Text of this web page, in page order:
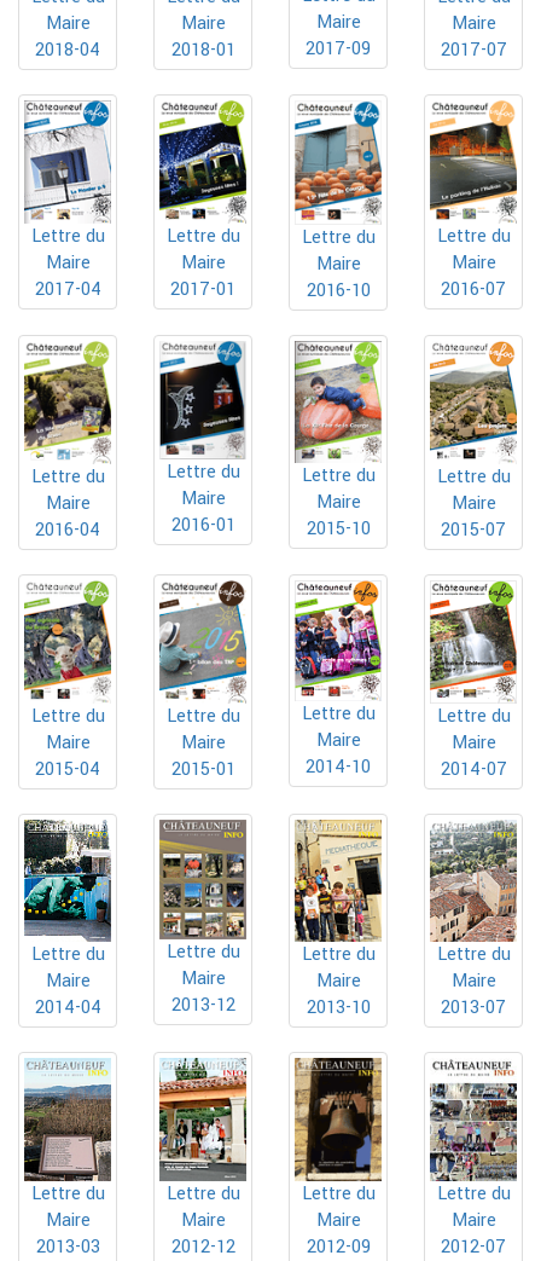
Maire
2018-04
Maire
2018-01
Maire
2017-09
Maire
2017-07
Lettre du
Maire
2017-04
Lettre du
Maire
2017-01
Lettre du
Maire
2016-10
Lettre du
Maire
2016-07
Lettre du
Maire
2016-04
Lettre du
Maire
2016-01
Lettre du
Maire
2015-10
Lettre du
Maire
2015-07
Lettre du
Maire
2015-04
Lettre du
Maire
2015-01
Lettre du
Maire
2014-10
Lettre du
Maire
2014-07
Lettre du
Maire
2014-04
Lettre du
Maire
2013-12
Lettre du
Maire
2013-10
Lettre du
Maire
2013-07
Lettre du
Maire
2013-03
Lettre du
Maire
2012-12
Lettre du
Maire
2012-09
Lettre du
Maire
2012-07